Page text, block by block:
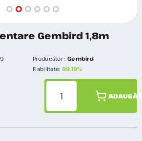
Gembird 1,8m
Producător : Gembird
Fiabilitate: 99.19%
ADAUGĂ